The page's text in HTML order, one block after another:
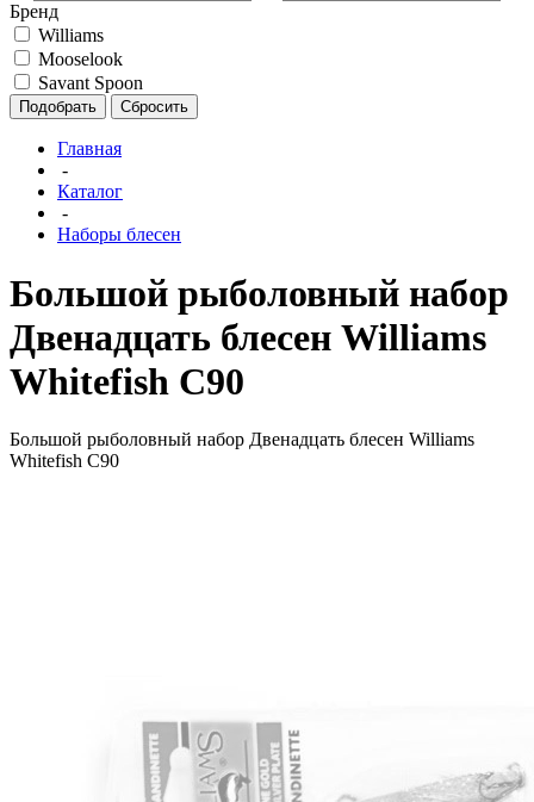
Бренд
Williams
Mooselook
Savant Spoon
Подобрать Сбросить
Главная
-
Каталог
-
Наборы блесен
Большой рыболовный набор
Двенадцать блесен Williams
Whitefish C90
Большой рыболовный набор Двенадцать блесен Williams
Whitefish C90